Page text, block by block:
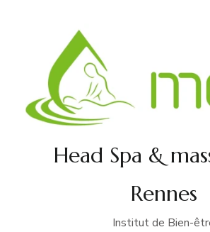
Head Spa &
Rennes
Institut de Bien-